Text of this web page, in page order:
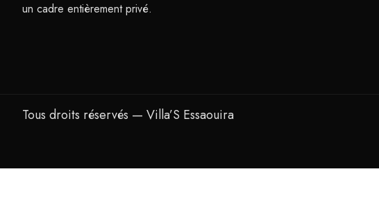
un cadre entièrement privé.
Tous droits réservés — Villa’S Essaouira